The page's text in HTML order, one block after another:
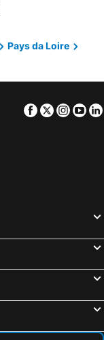
Pays da Loire
Facebook
Twitter